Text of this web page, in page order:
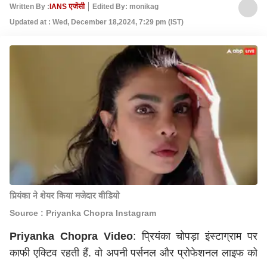
Written By :IANS एजेंसी
Edited By: monikag
Updated at : Wed, December 18,2024, 7:29 pm (IST)
प्रियंका ने शेयर किया मजेदार वीडियो
Source : Priyanka Chopra Instagram
Priyanka Chopra Video: प्रियंका चोपड़ा इंस्टाग्राम पर
काफी एक्टिव रहती हैं. वो अपनी पर्सनल और प्रोफेशनल लाइफ को